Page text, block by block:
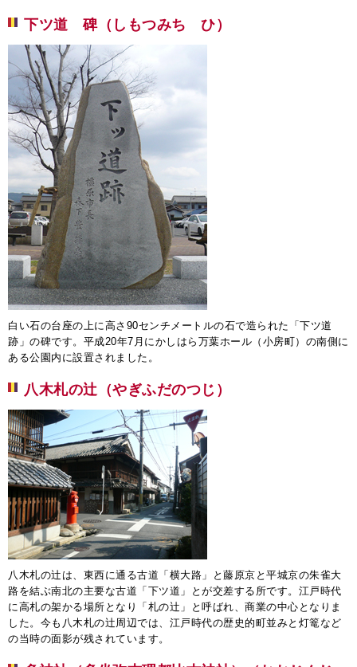
下ツ道 碑（しもつみち ひ）
白い石の台座の上に高さ90センチメートルの石で造られた「下ツ道
跡」の碑です。平成20年7月にかしはら万葉ホール（小房町）の南側に
ある公園内に設置されました。
八木札の辻（やぎふだのつじ）
八木札の辻は、東西に通る古道「横大路」と藤原京と平城京の朱雀大
路を結ぶ南北の主要な古道「下ツ道」とが交差する所です。江戸時代
に高札の架かる場所となり「札の辻」と呼ばれ、商業の中心となりま
した。今も八木札の辻周辺では、江戸時代の歴史的町並みと灯篭など
の当時の面影が残されています。